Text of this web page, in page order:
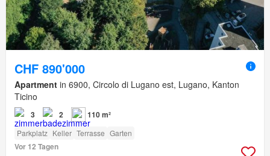
CHF 890'000
Apartment in 6900, Circolo di Lugano est, Lugano, Kanton
Ticino
3 2 110 m²
Parkplatz Keller Terrasse Garten
Vor 12 Tagen